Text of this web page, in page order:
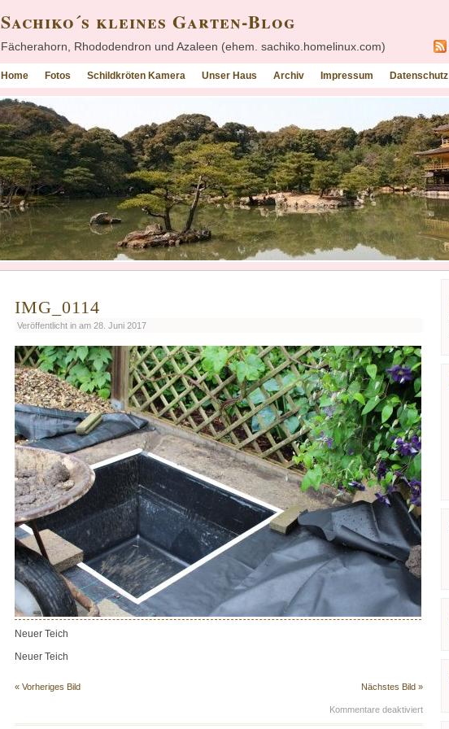
Sachiko´s kleines Garten-Blog
Fächerahorn, Rhododendron und Azaleen (ehem. sachiko.homelinux.com)
Home Fotos Schildkröten Kamera Unser Haus Archiv Impressum Datenschutz
IMG_0114
Veröffentlicht in am 28. Juni 2017
Neuer Teich
Neuer Teich
« Vorheriges Bild Nächstes Bild »
Kommentare deaktiviertfür